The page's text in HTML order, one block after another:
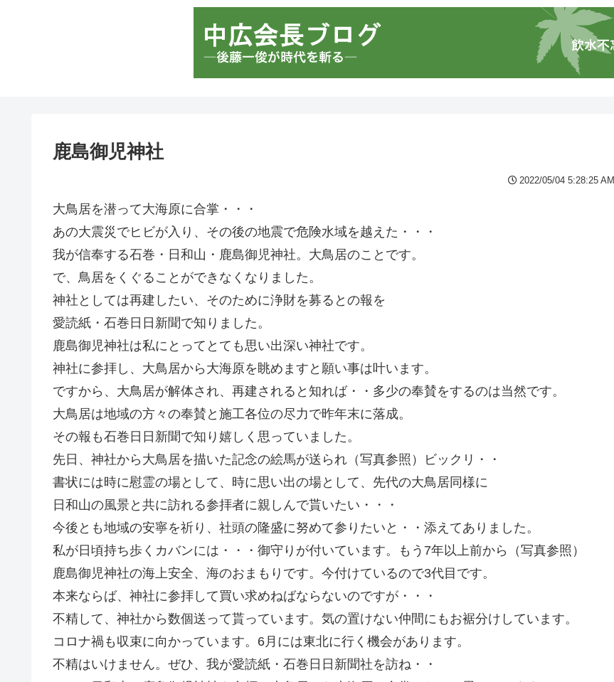
鹿島御児神社
2022/05/04 5:28:25 AM
大鳥居を潜って大海原に合掌・・・
あの大震災でヒビが入り、その後の地震で危険水域を越えた・・・
我が信奉する石巻・日和山・鹿島御児神社。大鳥居のことです。
で、鳥居をくぐることができなくなりました。
神社としては再建したい、そのために浄財を募るとの報を
愛読紙・石巻日日新聞で知りました。
鹿島御児神社は私にとってとても思い出深い神社です。
神社に参拝し、大鳥居から大海原を眺めますと願い事は叶います。
ですから、大鳥居が解体され、再建されると知れば・・多少の奉賛をするのは当然です。
大鳥居は地域の方々の奉賛と施工各位の尽力で昨年末に落成。
その報も石巻日日新聞で知り嬉しく思っていました。
先日、神社から大鳥居を描いた記念の絵馬が送られ（写真参照）ビックリ・・
書状には時に慰霊の場として、時に思い出の場として、先代の大鳥居同様に
日和山の風景と共に訪れる参拝者に親しんで貰いたい・・・
今後とも地域の安寧を祈り、社頭の隆盛に努めて参りたいと・・添えてありました。
私が日頃持ち歩くカバンには・・・御守りが付いています。もう7年以上前から（写真参照）
鹿島御児神社の海上安全、海のおまもりです。今付けているので3代目です。
本来ならば、神社に参拝して買い求めねばならないのですが・・・
不精して、神社から数個送って貰っています。気の置けない仲間にもお裾分けしています。
コロナ禍も収束に向かっています。6月には東北に行く機会があります。
不精はいけません。ぜひ、我が愛読紙・石巻日日新聞社を訪ね・・